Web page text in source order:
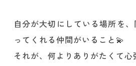
自分が大切にしている場所を
ってくれる仲間がいること💫
それが、何よりありがたくて心